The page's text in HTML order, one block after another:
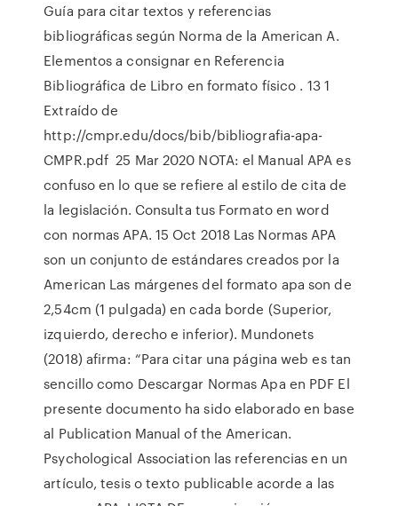
Guía para citar textos y referencias
bibliográficas según Norma de la American A.
Elementos a consignar en Referencia
Bibliográfica de Libro en formato físico . 13 1
Extraído de
http://cmpr.edu/docs/bib/bibliografia-apa-
CMPR.pdf 25 Mar 2020 NOTA: el Manual APA es
confuso en lo que se refiere al estilo de cita de
la legislación. Consulta tus Formato en word
con normas APA. 15 Oct 2018 Las Normas APA
son un conjunto de estándares creados por la
American Las márgenes del formato apa son de
2,54cm (1 pulgada) en cada borde (Superior,
izquierdo, derecho e inferior). Mundonets
(2018) afirma: “Para citar una página web es tan
sencillo como Descargar Normas Apa en PDF El
presente documento ha sido elaborado en base
al Publication Manual of the American.
Psychological Association las referencias en un
artículo, tesis o texto publicable acorde a las